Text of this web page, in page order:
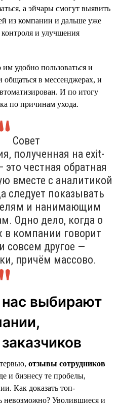
а эйчары смогут выявить
из компании и дальше уже
контроля и улучшения
удобно пользоваться и
в мессенджерах, и
И по итогу
по причинам ухода.
Совет
полученная на exit-
честная обратная
вместе с аналитикой
следует показывать
и нанимающим
Одно дело, когда о
в компании говорит
совсем другое —
причём массово.
выбирают
отзывы сотрудников
и бизнесу те пробелы,
Как доказать топ-
невозможно? Уволившиеся и